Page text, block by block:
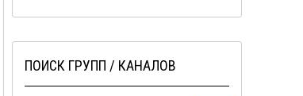
ПОИСК ГРУПП / КАНАЛОВ